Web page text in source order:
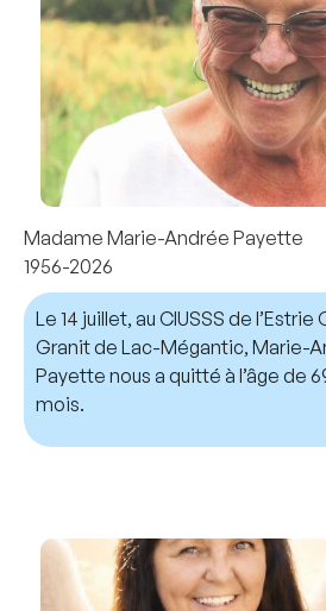
Madame Marie-Andrée Payette
1956-2026
Le 14 juillet, au CIUSSS de l’Estrie
Granit de Lac-Mégantic, Marie-
Payette nous a quitté à l’âge de
mois.